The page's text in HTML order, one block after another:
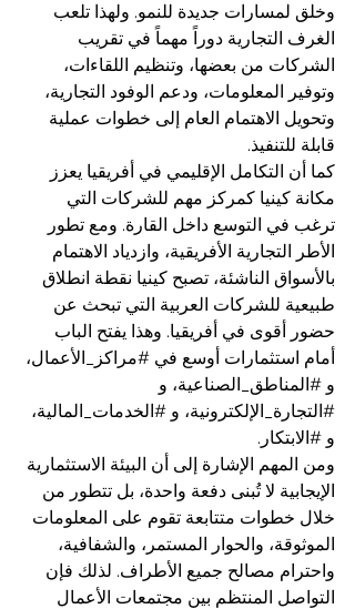
وخلق لمسارات جديدة للنمو. ولهذا تلعب
الغرف التجارية دوراً مهماً في تقريب
الشركات من بعضها، وتنظيم اللقاءات،
وتوفير المعلومات، ودعم الوفود التجارية،
وتحويل الاهتمام العام إلى خطوات عملية
قابلة للتنفيذ.
كما أن التكامل الإقليمي في أفريقيا يعزز
مكانة كينيا كمركز مهم للشركات التي
ترغب في التوسع داخل القارة. ومع تطور
الأطر التجارية الأفريقية، وازدياد الاهتمام
بالأسواق الناشئة، تصبح كينيا نقطة انطلاق
طبيعية للشركات العربية التي تبحث عن
حضور أقوى في أفريقيا. وهذا يفتح الباب
أمام استثمارات أوسع في #مراكز_الأعمال،
و #المناطق_الصناعية، و
#التجارة_الإلكترونية، و #الخدمات_المالية،
و #الابتكار .
ومن المهم الإشارة إلى أن البيئة الاستثمارية
الإيجابية لا تُبنى دفعة واحدة، بل تتطور من
خلال خطوات متتابعة تقوم على المعلومات
الموثوقة، والحوار المستمر، والشفافية،
واحترام مصالح جميع الأطراف. لذلك فإن
التواصل المنتظم بين مجتمعات الأعمال